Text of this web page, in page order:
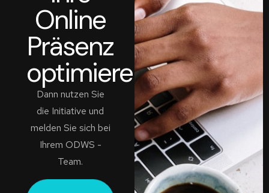
Online
Präsenz
optimieren?
Dann nutzen Sie
die Initiative und
melden Sie sich bei
Ihrem ODWS -
Team.